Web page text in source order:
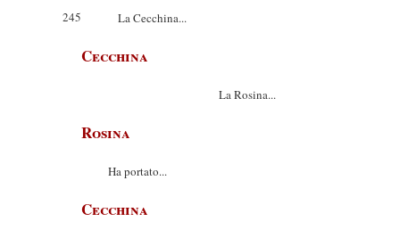
245 La Cecchina...
Cecchina
La Rosina...
Rosina
Ha portato...
Cecchina